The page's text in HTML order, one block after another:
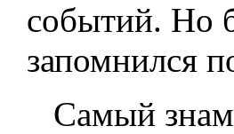
событий. Но
запомнился
Самый